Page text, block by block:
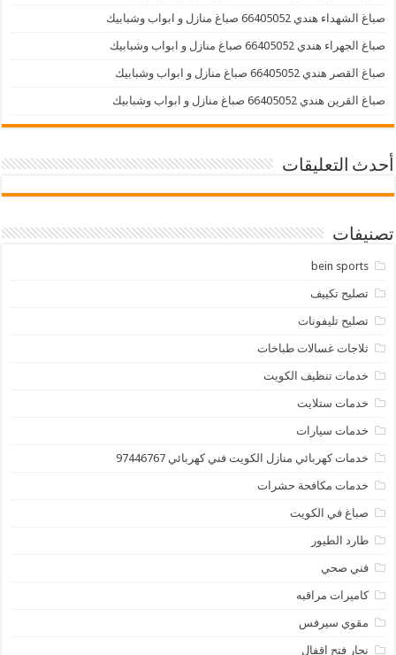
صباغ الشهداء هندي 66405052 صباغ منازل و ابواب وشبابيك
صباغ الجهراء هندي 66405052 صباغ منازل و ابواب وشبابيك
صباغ القصر هندي 66405052 صباغ منازل و ابواب وشبابيك
صباغ القرين هندي 66405052 صباغ منازل و ابواب وشبابيك
أحدث التعليقات
تصنيفات
bein sports
تصليح تكييف
تصليح تليفونات
ثلاجات غسالات طباخات
خدمات تنظيف الكويت
خدمات ستلايت
خدمات سيارات
خدمات كهربائي منازل الكويت فني كهربائي 97446767
خدمات مكافحة حشرات
صباغ في الكويت
طارد الطيور
فني صحي
كاميرات مراقبه
مقوي سيرفس
نجار فتح اقفال